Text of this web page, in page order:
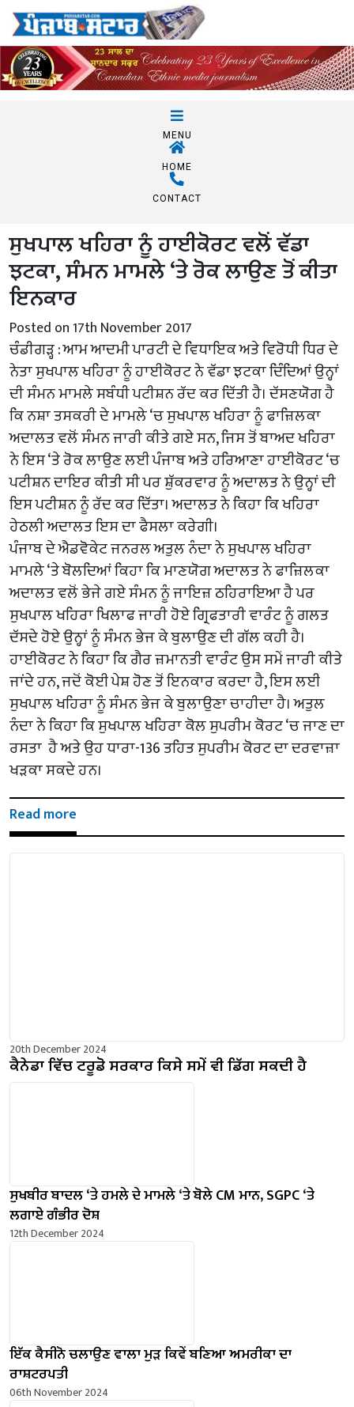
MENU
HOME
CONTACT
ਸੁਖਪਾਲ ਖਹਿਰਾ ਨੂੰ ਹਾਈਕੋਰਟ ਵਲੋਂ ਵੱਡਾ
ਝਟਕਾ, ਸੰਮਨ ਮਾਮਲੇ ‘ਤੇ ਰੋਕ ਲਾਉਣ ਤੋਂ ਕੀਤਾ
ਇਨਕਾਰ
Posted on 17th November 2017
ਚੰਡੀਗੜ੍ਹ : ਆਮ ਆਦਮੀ ਪਾਰਟੀ ਦੇ ਵਿਧਾਇਕ ਅਤੇ ਵਿਰੋਧੀ ਧਿਰ ਦੇ
ਨੇਤਾ ਸੁਖਪਾਲ ਖਹਿਰਾ ਨੂੰ ਹਾਈਕੋਰਟ ਨੇ ਵੱਡਾ ਝਟਕਾ ਦਿੰਦਿਆਂ ਉਨ੍ਹਾਂ
ਦੀ ਸੰਮਨ ਮਾਮਲੇ ਸਬੰਧੀ ਪਟੀਸ਼ਨ ਰੱਦ ਕਰ ਦਿੱਤੀ ਹੈ। ਦੱਸਣਯੋਗ ਹੈ
ਕਿ ਨਸ਼ਾ ਤਸਕਰੀ ਦੇ ਮਾਮਲੇ ‘ਚ ਸੁਖਪਾਲ ਖਹਿਰਾ ਨੂੰ ਫਾਜ਼ਿਲਕਾ
ਅਦਾਲਤ ਵਲੋਂ ਸੰਮਨ ਜਾਰੀ ਕੀਤੇ ਗਏ ਸਨ, ਜਿਸ ਤੋਂ ਬਾਅਦ ਖਹਿਰਾ
ਨੇ ਇਸ ‘ਤੇ ਰੋਕ ਲਾਉਣ ਲਈ ਪੰਜਾਬ ਅਤੇ ਹਰਿਆਣਾ ਹਾਈਕੋਰਟ ‘ਚ
ਪਟੀਸ਼ਨ ਦਾਇਰ ਕੀਤੀ ਸੀ ਪਰ ਸ਼ੁੱਕਰਵਾਰ ਨੂੰ ਅਦਾਲਤ ਨੇ ਉਨ੍ਹਾਂ ਦੀ
ਇਸ ਪਟੀਸ਼ਨ ਨੂੰ ਰੱਦ ਕਰ ਦਿੱਤਾ। ਅਦਾਲਤ ਨੇ ਕਿਹਾ ਕਿ ਖਹਿਰਾ
ਹੇਠਲੀ ਅਦਾਲਤ ਇਸ ਦਾ ਫੈਸਲਾ ਕਰੇਗੀ।
ਪੰਜਾਬ ਦੇ ਐਡਵੋਕੇਟ ਜਨਰਲ ਅਤੁਲ ਨੰਦਾ ਨੇ ਸੁਖਪਾਲ ਖਹਿਰਾ
ਮਾਮਲੇ ‘ਤੇ ਬੋਲਦਿਆਂ ਕਿਹਾ ਕਿ ਮਾਣਯੋਗ ਅਦਾਲਤ ਨੇ ਫਾਜ਼ਿਲਕਾ
ਅਦਾਲਤ ਵਲੋਂ ਭੇਜੇ ਗਏ ਸੰਮਨ ਨੂੰ ਜਾਇਜ਼ ਠਹਿਰਾਇਆ ਹੈ ਪਰ
ਸੁਖਪਾਲ ਖਹਿਰਾ ਖਿਲਾਫ ਜਾਰੀ ਹੋਏ ਗ੍ਰਿਫਤਾਰੀ ਵਾਰੰਟ ਨੂੰ ਗਲਤ
ਦੱਸਦੇ ਹੋਏ ਉਨ੍ਹਾਂ ਨੂੰ ਸੰਮਨ ਭੇਜ ਕੇ ਬੁਲਾਉਣ ਦੀ ਗੱਲ ਕਹੀ ਹੈ।
ਹਾਈਕੋਰਟ ਨੇ ਕਿਹਾ ਕਿ ਗੈਰ ਜ਼ਮਾਨਤੀ ਵਾਰੰਟ ਉਸ ਸਮੇਂ ਜਾਰੀ ਕੀਤੇ
ਜਾਂਦੇ ਹਨ, ਜਦੋਂ ਕੋਈ ਪੇਸ਼ ਹੋਣ ਤੋਂ ਇਨਕਾਰ ਕਰਦਾ ਹੈ, ਇਸ ਲਈ
ਸੁਖਪਾਲ ਖਹਿਰਾ ਨੂੰ ਸੰਮਨ ਭੇਜ ਕੇ ਬੁਲਾਉਣਾ ਚਾਹੀਦਾ ਹੈ। ਅਤੁਲ
ਨੰਦਾ ਨੇ ਕਿਹਾ ਕਿ ਸੁਖਪਾਲ ਖਹਿਰਾ ਕੋਲ ਸੁਪਰੀਮ ਕੋਰਟ ‘ਚ ਜਾਣ ਦਾ
ਰਸਤਾ ਹੈ ਅਤੇ ਉਹ ਧਾਰਾ-136 ਤਹਿਤ ਸੁਪਰੀਮ ਕੋਰਟ ਦਾ ਦਰਵਾਜ਼ਾ
ਖੜਕਾ ਸਕਦੇ ਹਨ।
Read more
20th December 2024
ਕੈਨੇਡਾ ਵਿੱਚ ਟਰੂਡੋ ਸਰਕਾਰ ਕਿਸੇ ਸਮੇਂ ਵੀ ਡਿੱਗ ਸਕਦੀ ਹੈ
ਸੁਖਬੀਰ ਬਾਦਲ ‘ਤੇ ਹਮਲੇ ਦੇ ਮਾਮਲੇ ‘ਤੇ ਬੋਲੇ ​​CM ਮਾਨ, SGPC ‘ਤੇ
ਲਗਾਏ ਗੰਭੀਰ ਦੋਸ਼
12th December 2024
ਇੱਕ ਕੈਸੀਨੋ ਚਲਾਉਣ ਵਾਲਾ ਮੁੜ ਕਿਵੇਂ ਬਣਿਆ ਅਮਰੀਕਾ ਦਾ
ਰਾਸ਼ਟਰਪਤੀ
06th November 2024